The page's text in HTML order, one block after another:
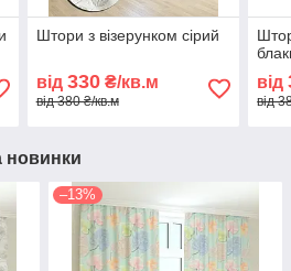
Штори з візерунком сірий
від 330₴/кв.м
від 380 ₴/кв.м
від
від
новинки
–13%